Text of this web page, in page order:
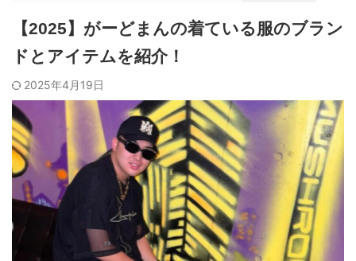
【2025】がーどまんの着ている服のブラン
ドとアイテムを紹介！
2025年4月19日